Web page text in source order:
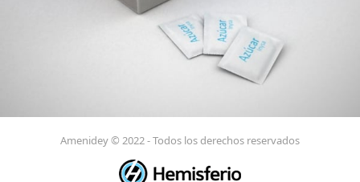
Amenidey © 2022 - Todos los derechos reservados